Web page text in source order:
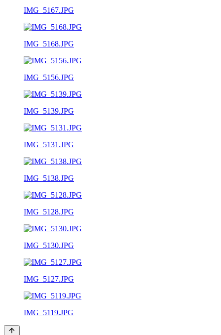
IMG_5167.JPG
IMG_5168.JPG
IMG_5156.JPG
IMG_5139.JPG
IMG_5131.JPG
IMG_5138.JPG
IMG_5128.JPG
IMG_5130.JPG
IMG_5127.JPG
IMG_5119.JPG